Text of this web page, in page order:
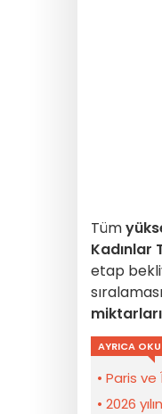
Tüm
Kadınlar
etap
miktarları
AYRICA OKU
Paris
2026